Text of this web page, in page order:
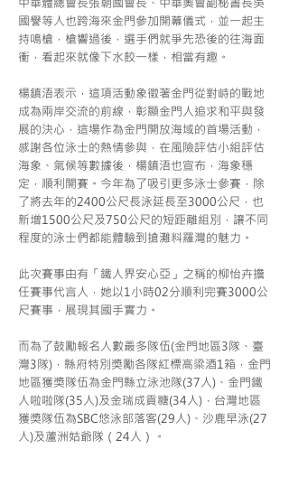
國譽等人也跨海來金門參加開幕儀式，並一起主
持鳴槍，槍響過後，選手們就爭先恐後的往海面
衝，看起來就像下水餃一樣，相當有趣。
楊鎮浯表示，這項活動象徵著金門從對峙的戰地
成為兩岸交流的前線，彰顯金門人追求和平與發
展的決心，這場作為金門開放海域的首場活動，
感謝各位泳士的熱情參與，在風險評估小組評估
海象、氣候等數據後，楊鎮浯也宣布，海象穩
定，順利開賽。今年為了吸引更多泳士參賽，除
了將去年的2400公尺長泳延長至3000公尺，也
新增1500公尺及750公尺的短距離組別，讓不同
程度的泳士們都能體驗到搶灘料羅灣的魅力。
此次賽事由有「鐵人界安心亞」之稱的柳怡卉擔
任賽事代言人，她以1小時02分順利完賽3000公
尺賽事，展現其國手實力。
而為了鼓勵報名人數最多隊伍(金門地區3隊、臺
灣3隊)，縣府特別獎勵各隊紅標高粱酒1箱，金門
地區獲獎隊伍為金門縣立泳池隊(37人)、金門鐵
人啦啦隊(35人)及金瑞成貢糖(34人)，台灣地區
獲獎隊伍為SBC悠泳部落客(29人)、沙鹿早泳(27
人)及蘆洲姑爺隊（24人）。